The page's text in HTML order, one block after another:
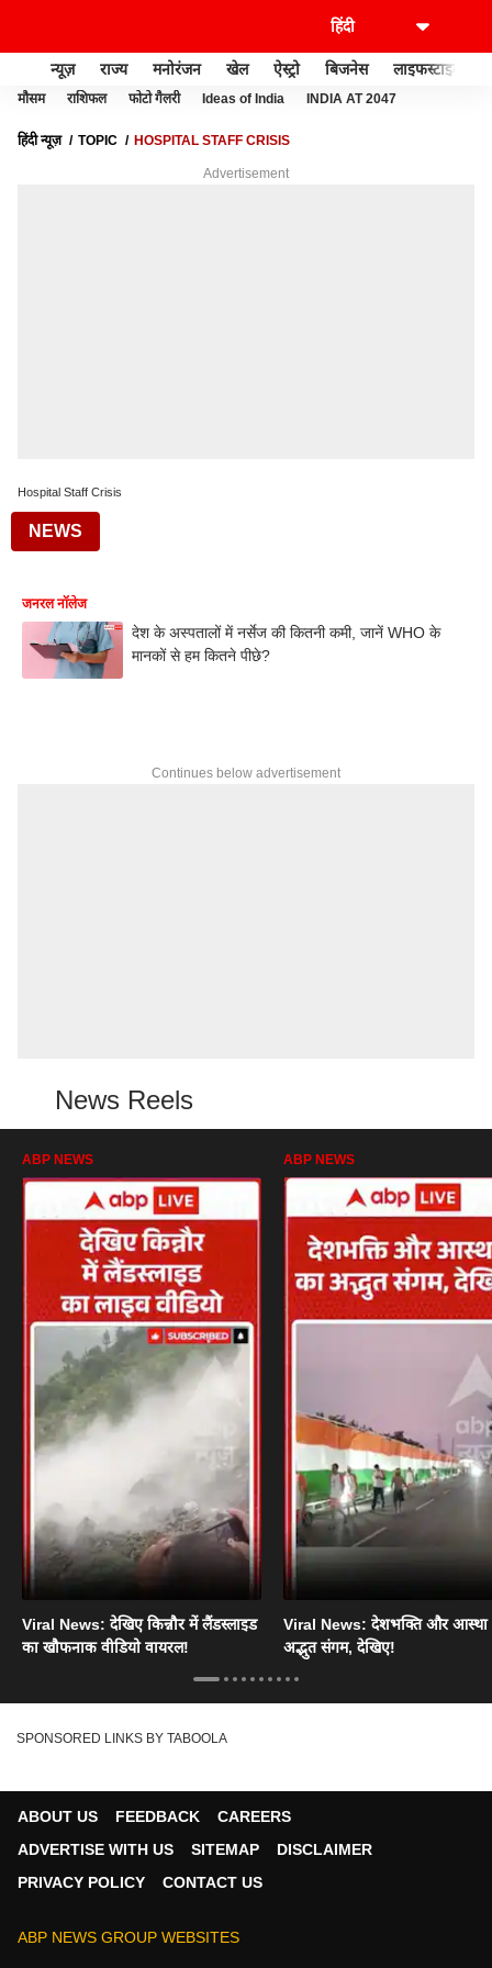
न्यूज़ राज्य मनोरंजन खेल ऐस्ट्रो बिजनेस लाइफस्टाइल
मौसम राशिफल फोटो गैलरी Ideas of India INDIA AT 2047
हिंदी न्यूज़ TOPIC HOSPITAL STAFF CRISIS
Advertisement
Hospital Staff Crisis
NEWS
जनरल नॉलेज
देश के अस्पतालों में नर्सेज की कितनी कमी, जानें WHO के
मानकों से हम कितने पीछे?
Continues below advertisement
News Reels
ABP NEWS
Viral News: देखिए किन्नौर में लैंडस्लाइड
का खौफनाक वीडियो वायरल!
ABP NEWS
Viral News: देशभक्ति और आस्था
अद्भुत संगम, देखिए!
SPONSORED LINKS BY TABOOLA
ABOUT US FEEDBACK
CAREERS
ADVERTISE WITH US
SITEMAP
DISCLAIMER
PRIVACY POLICY
CONTACT US
ABP NEWS GROUP WEBSITES